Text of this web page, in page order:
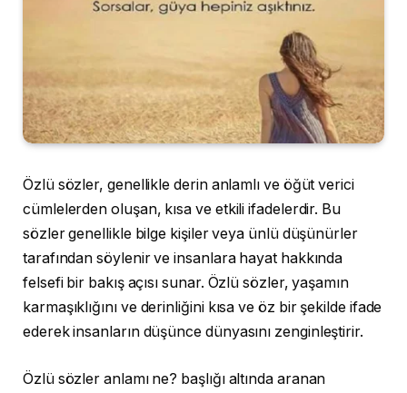
Özlü sözler, genellikle derin anlamlı ve öğüt verici
cümlelerden oluşan, kısa ve etkili ifadelerdir. Bu
sözler genellikle bilge kişiler veya ünlü düşünürler
tarafından söylenir ve insanlara hayat hakkında
felsefi bir bakış açısı sunar. Özlü sözler, yaşamın
karmaşıklığını ve derinliğini kısa ve öz bir şekilde ifade
ederek insanların düşünce dünyasını zenginleştirir.
Özlü sözler anlamı ne? başlığı altında aranan